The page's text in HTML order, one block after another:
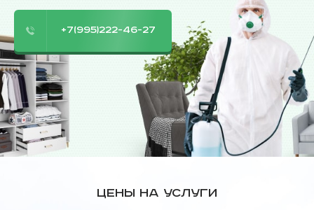
+7(995)222-46-27
Цены на услуги